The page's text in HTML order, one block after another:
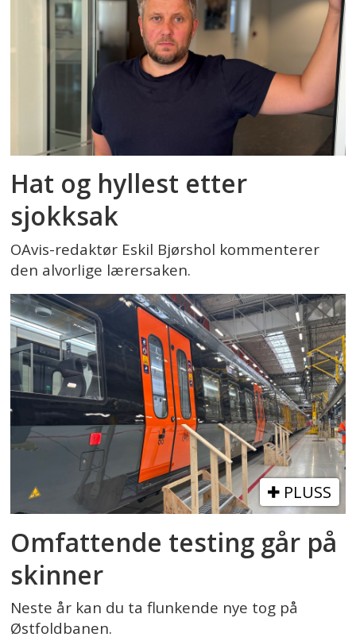
Hat og hyllest etter
sjokksak
OAvis-redaktør Eskil Bjørshol kommenterer
den alvorlige lærersaken.
PLUSS
Omfattende testing går på
skinner
Neste år kan du ta flunkende nye tog på
Østfoldbanen.